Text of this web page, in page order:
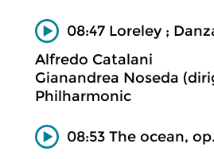
08:47 Loreley ;
Alfredo Catalani
Gianandrea Noseda
Philharmonic
08:53 The ocean,